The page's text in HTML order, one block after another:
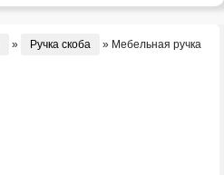
» Ручка скоба » Мебельная ручка